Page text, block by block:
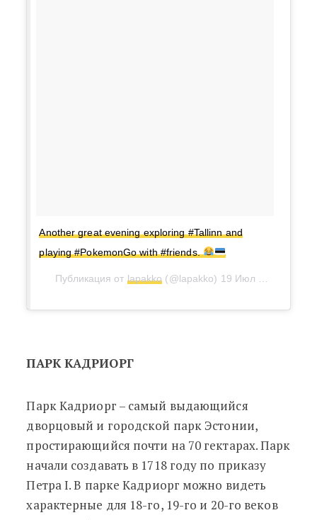
Another great evening exploring #Tallinn and
playing #PokemonGo with #friends.
Публикация от lapakko (@lapakko) 19 Июл 2016 в 2:05 PDT
ПАРК КАДРИОРГ
Парк Кадриорг – самый выдающийся
дворцовый и городской парк Эстонии,
простирающийся почти на 70 гектарах. Парк
начали создавать в 1718 году по приказу
Петра I. В парке Кадриорг можно видеть
характерные для 18-го, 19-го и 20-го веков